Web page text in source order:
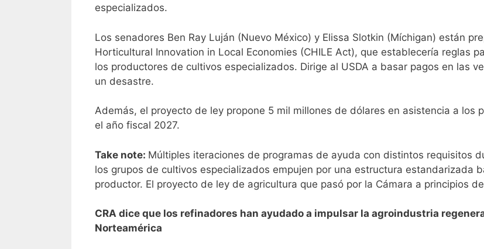
especializados.
Los senadores Ben Ray Luján (Nuevo México) y Elissa Slotkin (Míchigan) están
Horticultural Innovation in Local Economies (CHILE Act), que establecería reglas
los productores de cultivos especializados. Dirige al USDA a basar pagos en las
un desastre.
Además, el proyecto de ley propone 5 mil millones de dólares en asistencia a los
el año fiscal 2027.
Take note: Múltiples iteraciones de programas de ayuda con distintos requisitos
los grupos de cultivos especializados empujen por una estructura estandarizada
productor. El proyecto de ley de agricultura que pasó por la Cámara a principios
CRA dice que los refinadores han ayudado a impulsar la agroindustria
Norteamérica